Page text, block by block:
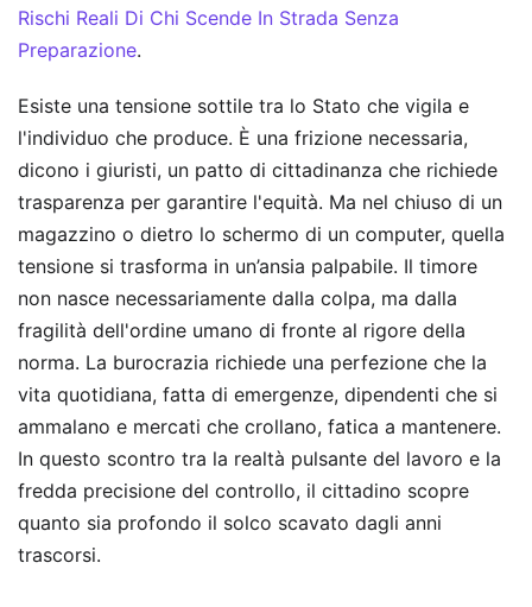
Rischi Reali Di Chi Scende In Strada Senza
Preparazione.
Esiste una tensione sottile tra lo Stato che vigila e
l'individuo che produce. È una frizione necessaria,
dicono i giuristi, un patto di cittadinanza che richiede
trasparenza per garantire l'equità. Ma nel chiuso di un
magazzino o dietro lo schermo di un computer, quella
tensione si trasforma in un’ansia palpabile. Il timore
non nasce necessariamente dalla colpa, ma dalla
fragilità dell'ordine umano di fronte al rigore della
norma. La burocrazia richiede una perfezione che la
vita quotidiana, fatta di emergenze, dipendenti che si
ammalano e mercati che crollano, fatica a mantenere.
In questo scontro tra la realtà pulsante del lavoro e la
fredda precisione del controllo, il cittadino scopre
quanto sia profondo il solco scavato dagli anni
trascorsi.